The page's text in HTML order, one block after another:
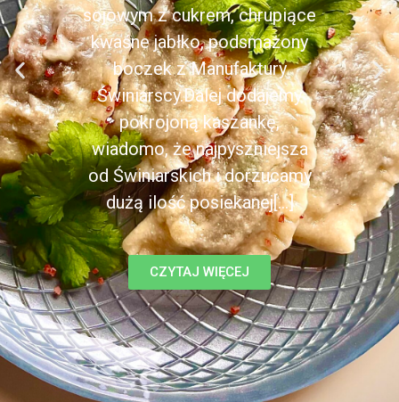
sojowym z cukrem, chrupiące
kwaśne jabłko, podsmażony
boczek z Manufaktury
Świniarscy.Dalej dodajemy
pokrojoną kaszankę,
wiadomo, że najpyszniejsza
od Świniarskich i dorzucamy
dużą ilość posiekanej[...]
CZYTAJ WIĘCEJ